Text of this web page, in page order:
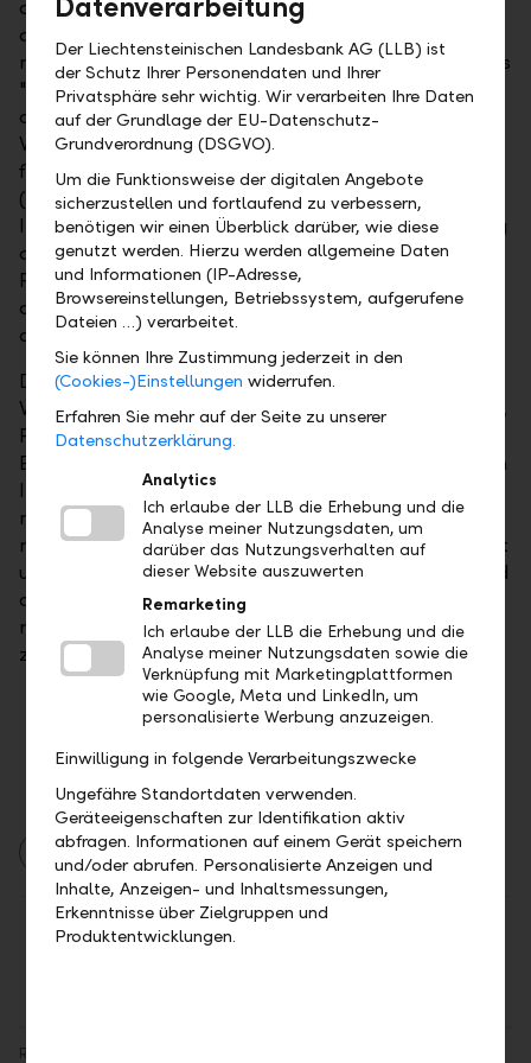
dürften weiteren Druck auf die Produktionskosten
ausüben. Von der EZB kommen derzeit nur wenig
neue Impulse. Sie betrachtet die Konjunkturrisiken als
"weitgehend ausgeglichen", erhöhte jedoch wegen
der hohen Auslandsnachfrage die
Wachstumsprognose. Für nächstes Jahr erwartet sie
für die Eurozone ein BIP-Wachstum von 1.9 Prozent
(nach 1.8 Prozent). Andererseits hat die EZB die
Inflationsprognose nach dem Rückgang der Teuerung
auf 1.3 Prozent im Juni für 2018 ebenfalls auf 1.3
Prozent (nach 1.8 Prozent) gesenkt, was sich negativ
auf die marktbasierten Inflationserwartungen
ausgewirkt hat.
Der Mangel an Klarheit über die zukünftige US-
Wirtschaftspolitik macht es zudem noch schwieriger,
Prognosen über die Geld- und Zinspolitik im
Euroraum zu machen. Die angestrebte Rückkehr zum
Inflationsziel wird noch einige Zeit in Anspruch
nehmen. Die 10-jährigen Inflationserwartungen
notieren bei 0.98 Prozent und liegen damit noch weit
unter der EZB-Projektion von 2 Prozent. Der Abstand
der Inflationserwartungen zur Sollvorgabe der EZB
machen inflationsgeschützte Anleihen im Vergleich
zu entsprechenden Nominalanleihen attraktiver.
Asset Management Berichte Märkte
Teilen
Rechtlicher Hinweis: Angaben im Sinne der Finanzanalyse-Vorschriften
Datenverarbeitung
Der Liechtensteinischen Landesbank AG (LLB) ist
der Schutz Ihrer Personendaten und Ihrer
Privatsphäre sehr wichtig. Wir verarbeiten Ihre Daten
auf der Grundlage der EU-Datenschutz-
Grundverordnung (DSGVO).
Um die Funktionsweise der digitalen Angebote
sicherzustellen und fortlaufend zu verbessern,
benötigen wir einen Überblick darüber, wie diese
genutzt werden. Hierzu werden allgemeine Daten
und Informationen (IP-Adresse,
Browsereinstellungen, Betriebssystem, aufgerufene
Dateien …) verarbeitet.
Sie können Ihre Zustimmung jederzeit in den
(Cookies-)Einstellungen widerrufen.
Erfahren Sie mehr auf der Seite zu unserer
Datenschutzerklärung.
Analytics
Ich erlaube der LLB die Erhebung und die
Analyse meiner Nutzungsdaten, um
darüber das Nutzungsverhalten auf
dieser Website auszuwerten
Remarketing
Ich erlaube der LLB die Erhebung und die
Analyse meiner Nutzungsdaten sowie die
Verknüpfung mit Marketingplattformen
wie Google, Meta und LinkedIn, um
personalisierte Werbung anzuzeigen.
Einwilligung in folgende Verarbeitungszwecke
Ungefähre Standortdaten verwenden.
Geräteeigenschaften zur Identifikation aktiv
abfragen. Informationen auf einem Gerät speichern
und/oder abrufen. Personalisierte Anzeigen und
Inhalte, Anzeigen- und Inhaltsmessungen,
Erkenntnisse über Zielgruppen und
Produktentwicklungen.